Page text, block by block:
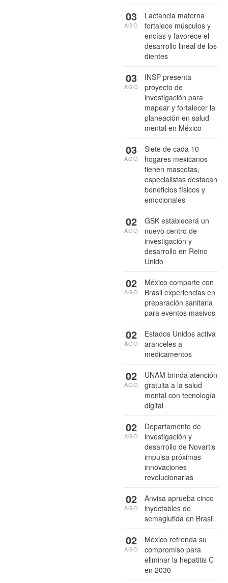
Lactancia materna
fortalece músculos y
encías y favorece el
desarrollo lineal de los
dientes
03
AGO
INSP presenta
proyecto de
investigación para
mapear y fortalecer la
planeación en salud
mental en México
03
AGO
Siete de cada 10
hogares mexicanos
tienen mascotas,
especialistas destacan
beneficios físicos y
emocionales
03
AGO
GSK establecerá un
nuevo centro de
investigación y
desarrollo en Reino
Unido
02
AGO
México comparte con
Brasil experiencias en
preparación sanitaria
para eventos masivos
02
AGO
Estados Unidos activa
aranceles a
medicamentos
02
AGO
UNAM brinda atención
gratuita a la salud
mental con tecnología
digital
02
AGO
Departamento de
investigación y
desarrollo de Novartis
impulsa próximas
innovaciones
revolucionarias
02
AGO
Anvisa aprueba cinco
inyectables de
semaglutida en Brasil
02
AGO
México refrenda su
compromiso para
eliminar la hepatitis C
en 2030
02
AGO